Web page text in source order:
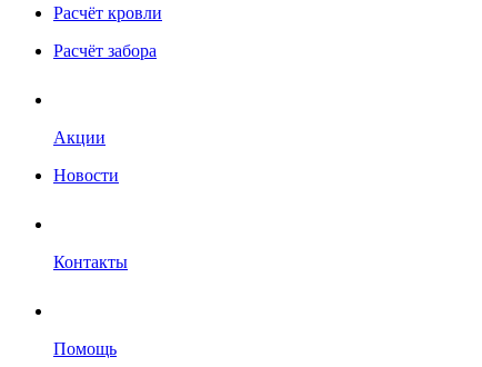
Расчёт кровли
Расчёт забора
Акции
Новости
Контакты
Помощь